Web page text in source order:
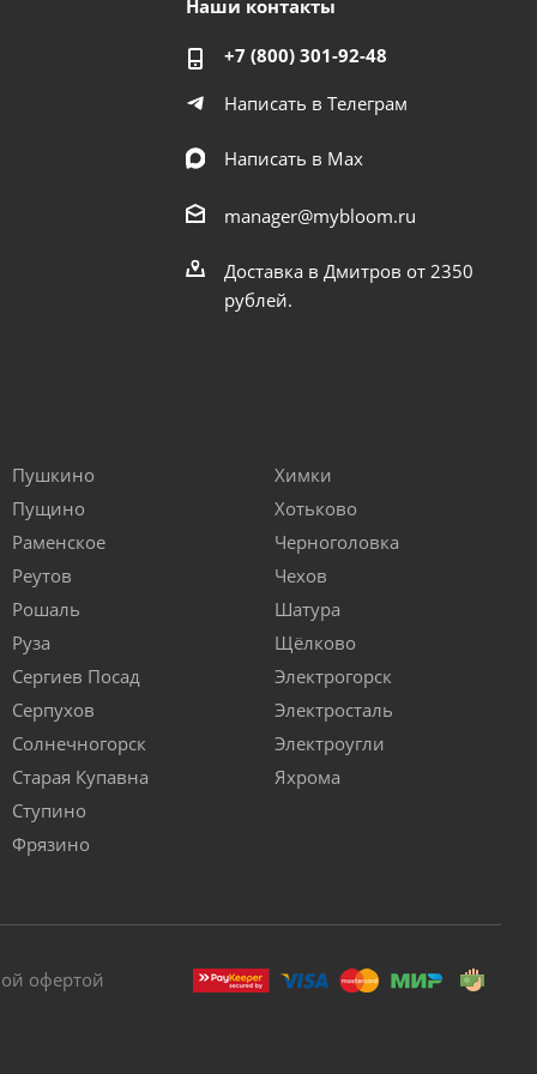
Наши контакты
+7 (800) 301-92-48
Написать в Телеграм
Написать в Мах
manager@mybloom.ru
Доставка в Дмитров от 2350
рублей.
Пушкино
Пущино
Раменское
Реутов
Рошаль
Руза
Сергиев Посад
Серпухов
Солнечногорск
Старая Купавна
Ступино
Фрязино
Химки
Хотьково
Черноголовка
Чехов
Шатура
Щёлково
Электрогорск
Электросталь
Электроугли
Яхрома
офертой